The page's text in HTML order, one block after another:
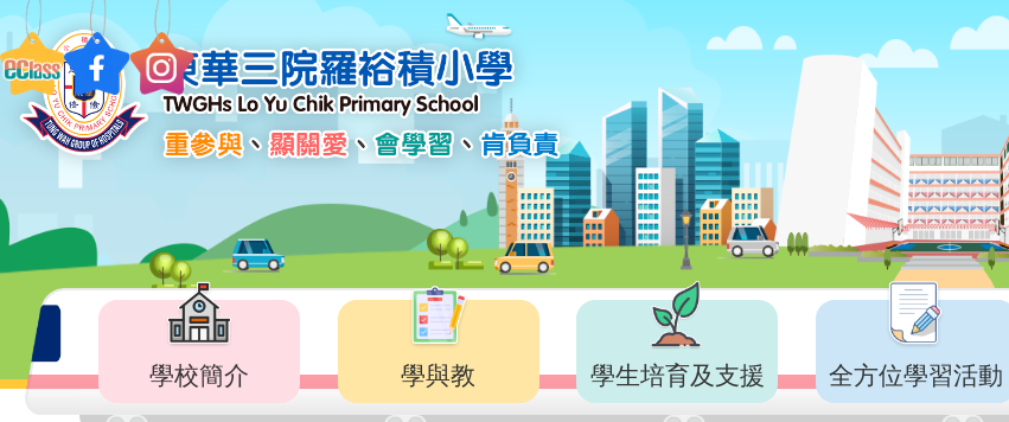
移至主內容
Main
navigation
學校簡介 學與教 學生培育及支援 全方位學習活動